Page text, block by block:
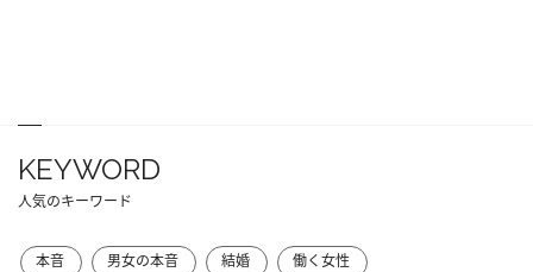
KEYWORD
人気のキーワード
本音 男女の本音 結婚
働く女性